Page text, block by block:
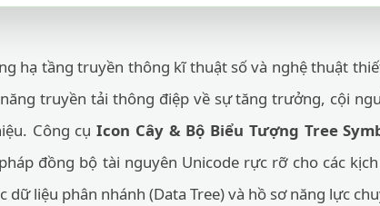
hạ tầng truyền thông kĩ thuật số và nghệ thuật
truyền tải thông điệp về sự tăng trưởng, cội
Công cụ Icon Cây & Bộ Biểu Tượng Tree
đồng bộ tài nguyên Unicode rực rỡ cho các
dữ liệu phân nhánh (Data Tree) và hồ sơ năng lực